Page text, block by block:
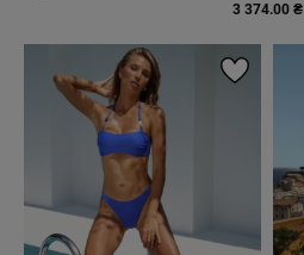
3 374.00 ₴